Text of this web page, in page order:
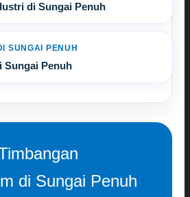
di Sungai Penuh
SUNGAI PENUH
Sungai Penuh
di Sungai Penuh